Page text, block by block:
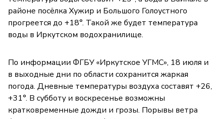
районе посёлка Хужир и Большого Голоустного
прогреется до +18°. Такой же будет температура
воды в Иркутском водохранилище.
По информации ФГБУ «Иркутское УГМС», 18 июля и
в выходные дни по области сохранится жаркая
погода. Дневные температуры воздуха составят +26,
+31°. В субботу и воскресенье возможны
кратковременные дожди и грозы. Порывы ветра